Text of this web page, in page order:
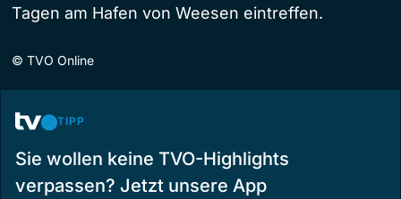
Tagen am Hafen von Weesen eintreffen.
© TVO Online
TIPP
Sie wollen keine TVO-Highlights
verpassen? Jetzt unsere App